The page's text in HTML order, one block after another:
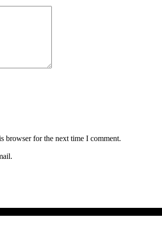
browser for the next time I comment.